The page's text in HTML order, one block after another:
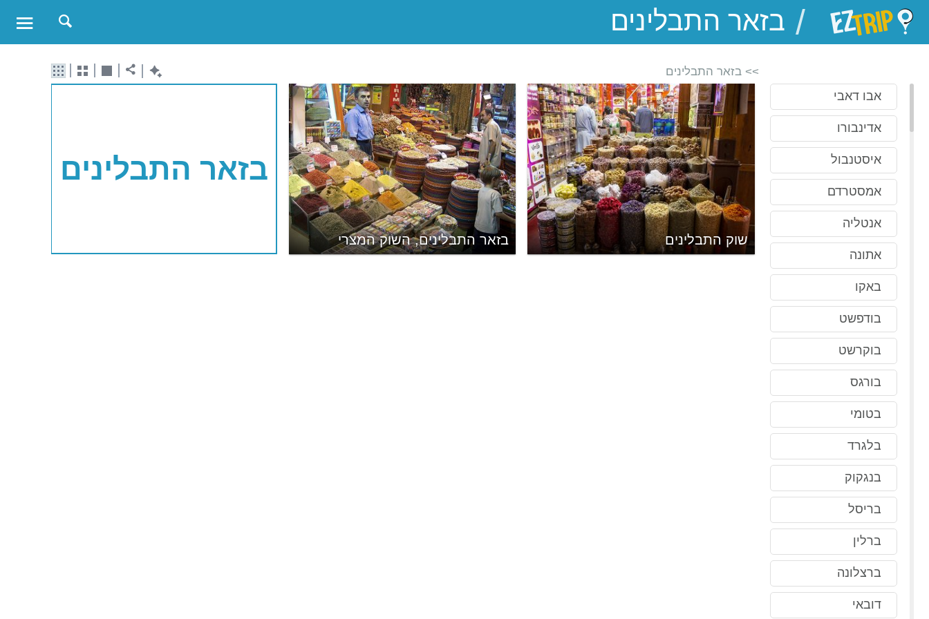
EZTrip
/
אבו דאבי
אדינבורו
איסטנבול
אמסטרדם
אנטליה
אתונה
באקו
בודפשט
בוקרשט
בורגס
בטומי
בלגרד
בנגקוק
בריסל
ברלין
ברצלונה
דובאי
>> בזאר התבלינים
בזאר התבלינים
בזאר התבלינים, השוק המצרי שוק התבלינים